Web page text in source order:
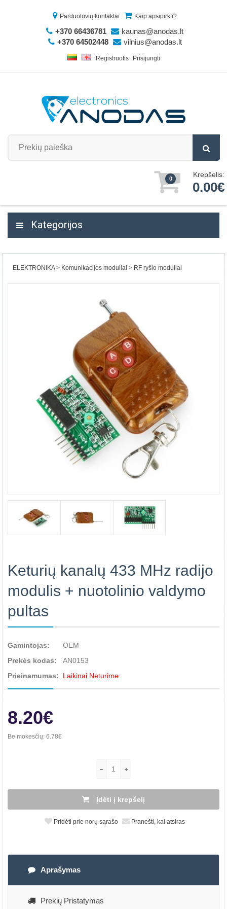
Parduotuvių kontaktai Kaip apsipirkti?
+370 66436781
kaunas@anodas.lt
+370 64502448
vilnius@anodas.lt
Registruotis Prisijungti
0 Krepšelis:
0.00€
Kategorijos
ELEKTRONIKA Komunikacijos moduliai RF ryšio moduliai
Keturių kanalų 433 MHz radijo
modulis + nuotolinio valdymo
pultas
Gamintojas:
OEM
Prekės kodas:
AN0153
Prieinamumas:
Laikinai Neturime
8.20€
Be mokesčių: 6.78€
Įdėti į krepšelį
Pridėti prie norų sąrašo Pranešti, kai atsiras
Aprašymas
Prekių Pristatymas